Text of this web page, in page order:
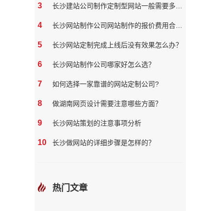
3
4
5 长沙网站定制完成上线后没有效果怎么办？
6 长沙网站制作公司哪家好怎么选？
7 如何选择一家靠谱的网站定制公司?
8 做湖南网页设计需要注意哪些方面？
9 长沙网站策划的注意事项分析
10 长沙做网站的详细步骤是怎样的？
热门文章